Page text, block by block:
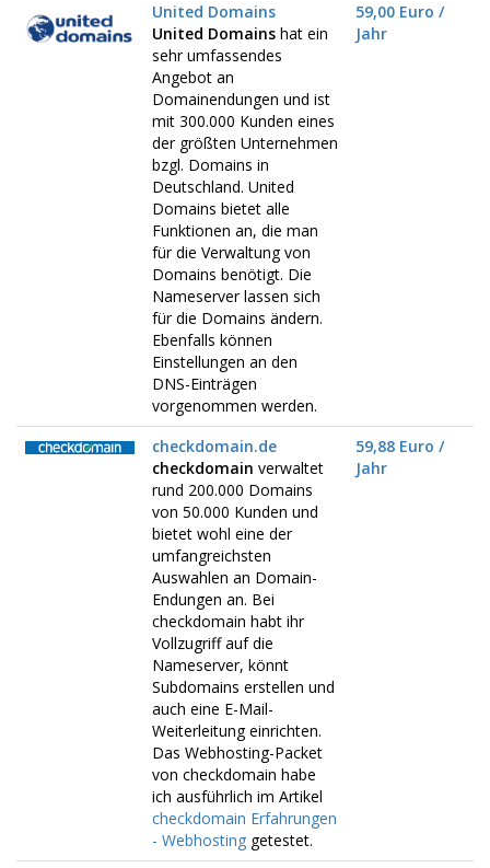
United Domains
United Domains hat ein
sehr umfassendes
Angebot an
Domainendungen und ist
mit 300.000 Kunden eines
der größten Unternehmen
bzgl. Domains in
Deutschland. United
Domains bietet alle
Funktionen an, die man
für die Verwaltung von
Domains benötigt. Die
Nameserver lassen sich
für die Domains ändern.
Ebenfalls können
Einstellungen an den
DNS-Einträgen
vorgenommen werden.
59,00 Euro /
Jahr
checkdomain.de
checkdomain verwaltet
rund 200.000 Domains
von 50.000 Kunden und
bietet wohl eine der
umfangreichsten
Auswahlen an Domain-
Endungen an. Bei
checkdomain habt ihr
Vollzugriff auf die
Nameserver, könnt
Subdomains erstellen und
auch eine E-Mail-
Weiterleitung einrichten.
Das Webhosting-Packet
von checkdomain habe
ich ausführlich im Artikel
checkdomain Erfahrungen
- Webhosting getestet.
59,88 Euro /
Jahr